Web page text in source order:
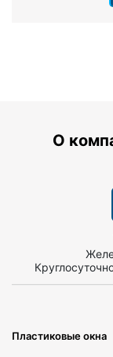
О
Пластиковые окна